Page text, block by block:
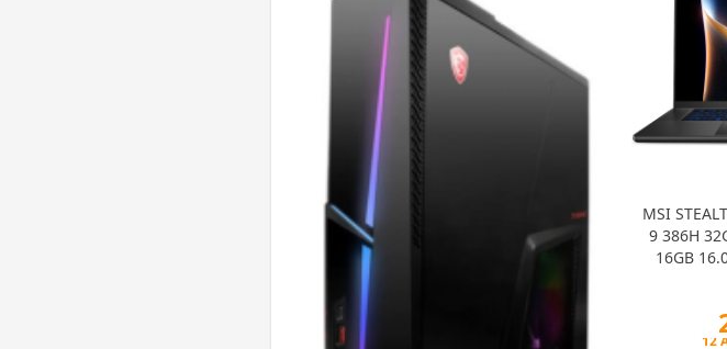
MSI
9 386H
16GB